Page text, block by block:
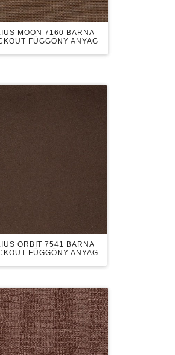
MOON 7160 BARNA
FÜGGÖNY ANYAG
ORBIT 7541 BARNA
FÜGGÖNY ANYAG